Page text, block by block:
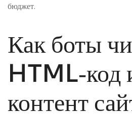
бюджет.
Как боты
HTML‑код
контент